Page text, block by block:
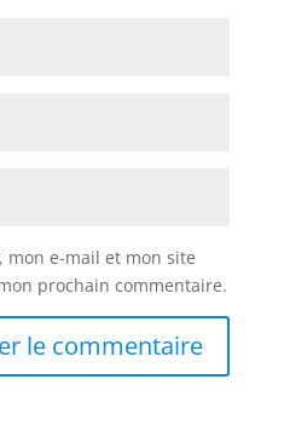
mon e-mail et mon site
prochain commentaire.